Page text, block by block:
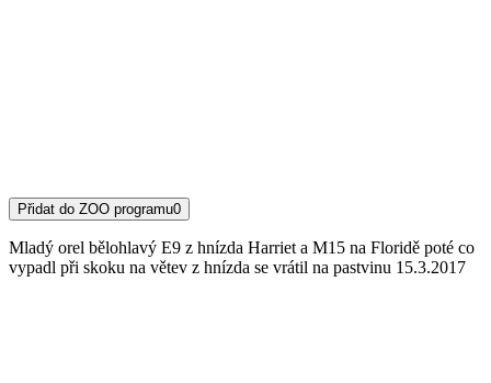
Přidat do ZOO programu0
Mladý orel bělohlavý E9 z hnízda Harriet a M15 na Floridě poté co
vypadl při skoku na větev z hnízda se vrátil na pastvinu 15.3.2017